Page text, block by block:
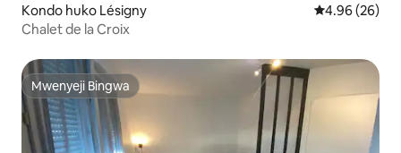
Kondo huko Lésigny Ukadiriaji wa
4.96 (26)
Chalet de la Croix
Mwenyeji Bingwa
Mwenyeji Bingwa